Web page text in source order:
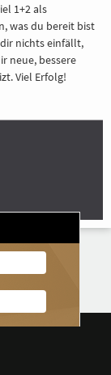
1+2 als
was du bereit bist
nichts einfällt,
neue, bessere
Viel Erfolg!